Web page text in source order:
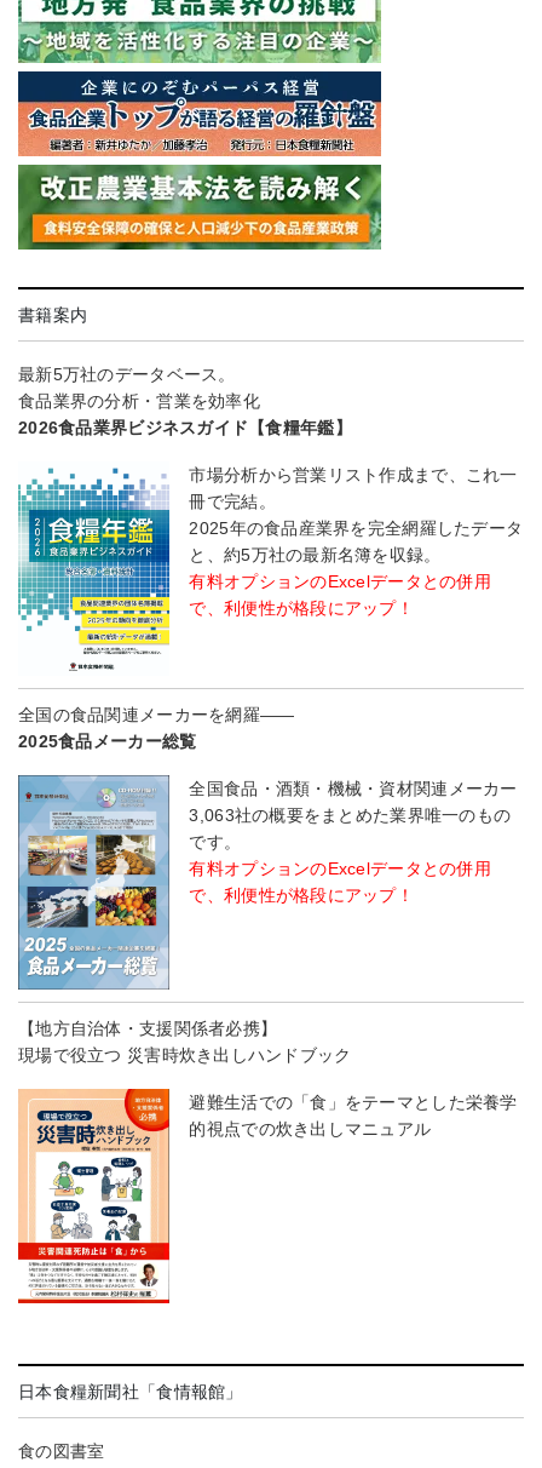
書籍案内
最新5万社のデータベース。
食品業界の分析・営業を効率化
2026食品業界ビジネスガイド【食糧年鑑】
市場分析から営業リスト作成まで、これ一
冊で完結。
2025年の食品産業界を完全網羅したデータ
と、約5万社の最新名簿を収録。
有料オプションのExcelデータとの併用
で、利便性が格段にアップ！
全国の食品関連メーカーを網羅――
2025食品メーカー総覧
全国食品・酒類・機械・資材関連メーカー
3,063社の概要をまとめた業界唯一のもの
です。
有料オプションのExcelデータとの併用
で、利便性が格段にアップ！
【地方自治体・支援関係者必携】
現場で役立つ 災害時炊き出しハンドブック
避難生活での「食」をテーマとした栄養学
的視点での炊き出しマニュアル
日本食糧新聞社「食情報館」
食の図書室